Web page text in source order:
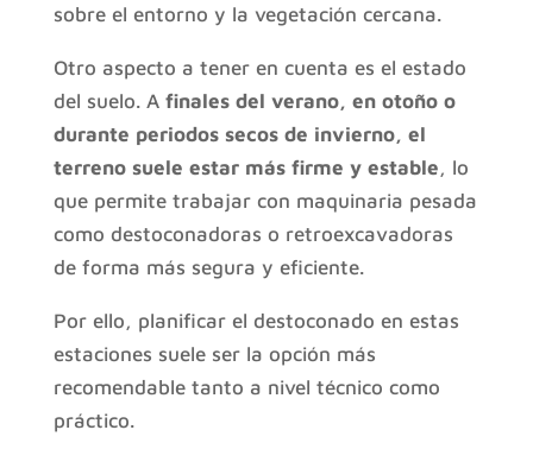
sobre el entorno y la vegetación cercana.
Otro aspecto a tener en cuenta es el estado
del suelo. A finales del verano, en otoño o
durante periodos secos de invierno, el
terreno suele estar más firme y estable, lo
que permite trabajar con maquinaria pesada
como destoconadoras o retroexcavadoras
de forma más segura y eficiente.
Por ello, planificar el destoconado en estas
estaciones suele ser la opción más
recomendable tanto a nivel técnico como
práctico.